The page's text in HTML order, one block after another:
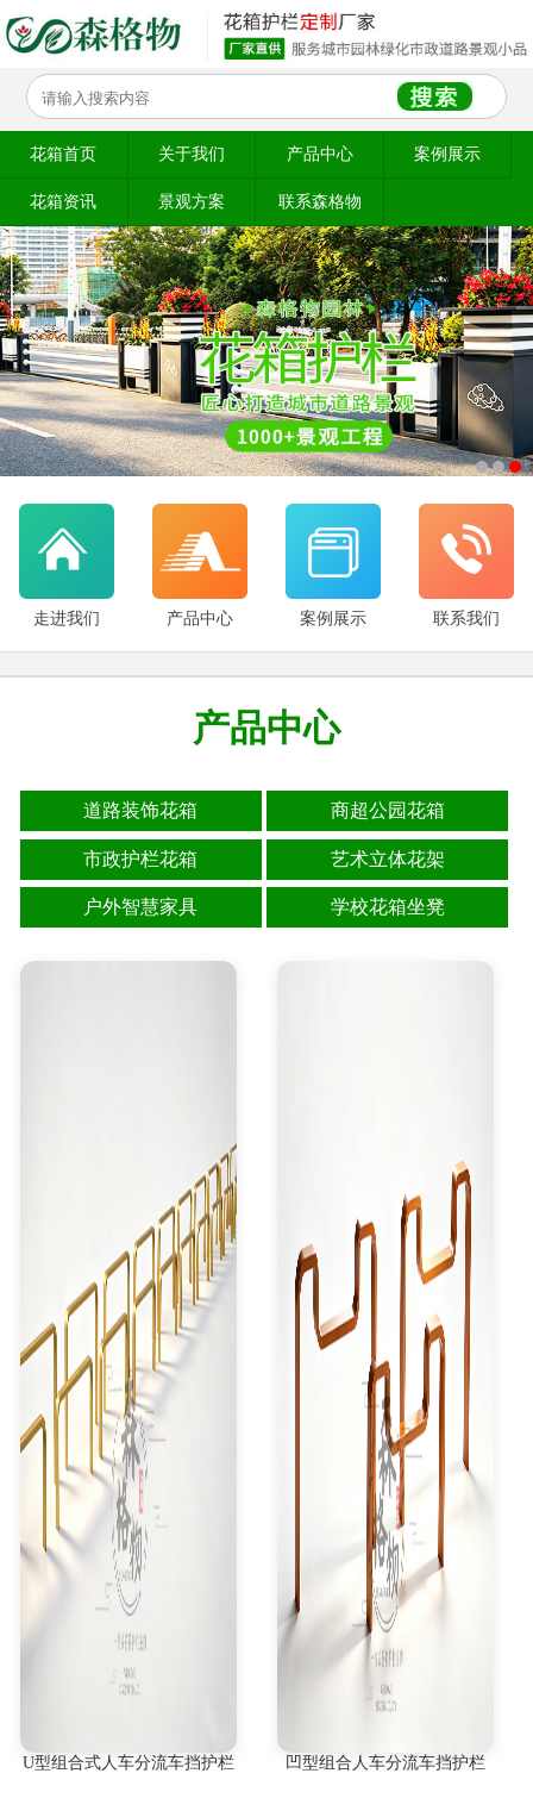
花箱首页 关于我们 产品中心 案例展示
花箱资讯 景观方案 联系森格物
走进我们 产品中心 案例展示 联系我们
产品中心
道路装饰花箱 商超公园花箱
市政护栏花箱 艺术立体花架
户外智慧家具 学校花箱坐凳
U型组合式人车分流车挡护栏 凹型组合人车分流车挡护栏